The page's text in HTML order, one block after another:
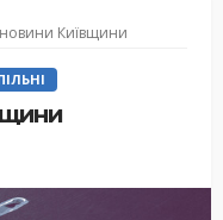
новини Київщини